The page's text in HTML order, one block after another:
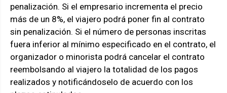
penalización. Si el empresario incrementa el precio
más de un 8%, el viajero podrá poner fin al contrato
sin penalización. Si el número de personas inscritas
fuera inferior al mínimo especificado en el contrato, el
organizador o minorista podrá cancelar el contrato
reembolsando al viajero la totalidad de los pagos
realizados y notificándoselo de acuerdo con los